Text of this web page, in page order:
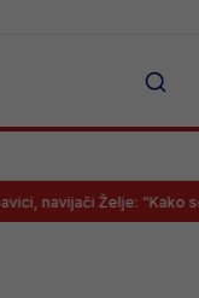
“Kako se ono zove